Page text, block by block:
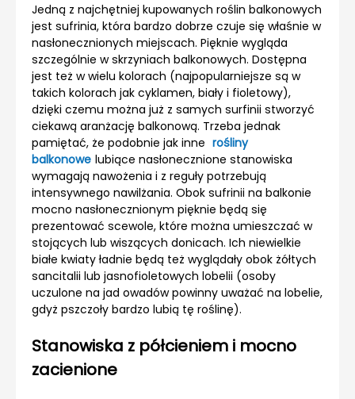
Jedną z najchętniej kupowanych roślin balkonowych
jest sufrinia, która bardzo dobrze czuje się właśnie w
nasłonecznionych miejscach. Pięknie wygląda
szczególnie w skrzyniach balkonowych. Dostępna
jest też w wielu kolorach (najpopularniejsze są w
takich kolorach jak cyklamen, biały i fioletowy),
dzięki czemu można już z samych surfinii stworzyć
ciekawą aranżację balkonową. Trzeba jednak
pamiętać, że podobnie jak inne rośliny
balkonowe lubiące nasłonecznione stanowiska
wymagają nawożenia i z reguły potrzebują
intensywnego nawilżania. Obok sufrinii na balkonie
mocno nasłonecznionym pięknie będą się
prezentować scewole, które można umieszczać w
stojących lub wiszących donicach. Ich niewielkie
białe kwiaty ładnie będą też wyglądały obok żółtych
sancitalii lub jasnofioletowych lobelii (osoby
uczulone na jad owadów powinny uważać na lobelie,
gdyż pszczoły bardzo lubią tę roślinę).
Stanowiska z półcieniem i mocno
zacienione